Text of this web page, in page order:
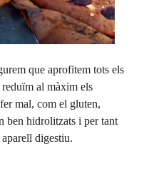
que aprofitem tots els
al màxim els
mal, com el gluten,
ben hidrolitzats i per tant
digestiu.